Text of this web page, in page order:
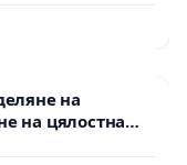
на
на цялостна
път между